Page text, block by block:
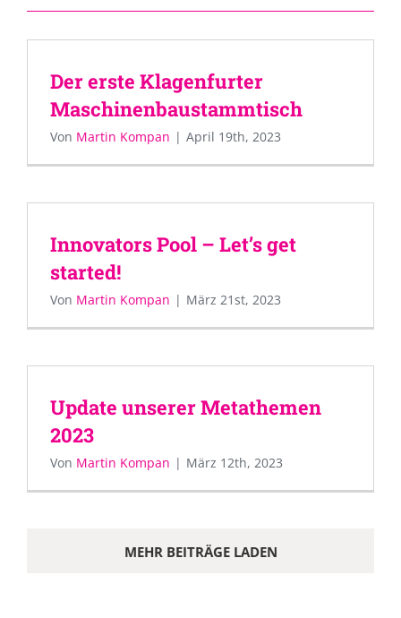
Der erste Klagenfurter
Maschinenbaustammtisch
Von Martin Kompan | April 19th, 2023
Innovators Pool – Let’s get
started!
Von Martin Kompan | März 21st, 2023
Update unserer Metathemen
2023
Von Martin Kompan | März 12th, 2023
MEHR BEITRÄGE LADEN